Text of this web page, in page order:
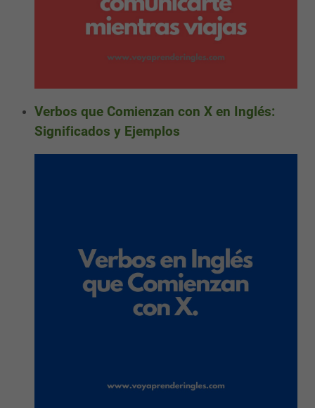
Verbos que Comienzan con X en Inglés:
Significados y Ejemplos